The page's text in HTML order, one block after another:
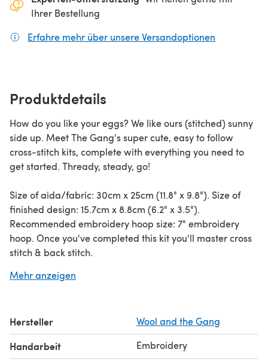
Ihrer Bestellung
Erfahre mehr über unsere Versandoptionen
Produktdetails
How do you like your eggs? We like ours (stitched) sunny
side up. Meet The Gang's super cute, easy to follow
cross-stitch kits, complete with everything you need to
get started. Thready, steady, go!
Size of aida/fabric: 30cm x 25cm (11.8" x 9.8"). Size of
finished design: 15.7cm x 8.8cm (6.2" x 3.5").
Recommended embroidery hoop size: 7" embroidery
hoop. Once you've completed this kit you'll master cross
stitch & back stitch.
What's in your cross stitch kit?
• 1x design chart
• 1x sheets of DMC 18 count Aida fabric
• 2x sewing needles
Mehr anzeigen
Hersteller Wool and the Gang
Handarbeit Embroidery